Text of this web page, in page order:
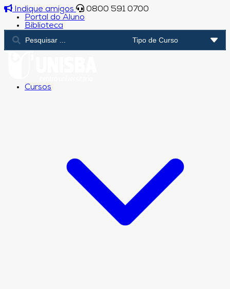
Indique amigos
0800 591 0700
Portal do Aluno
Biblioteca
Cursos